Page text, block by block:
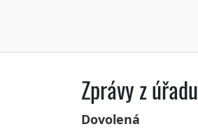
Zprávy z úřadu
Dovolená